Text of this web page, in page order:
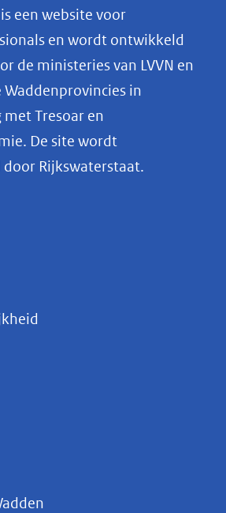
een website voor
en wordt ontwikkeld
de ministeries van LVVN en
Waddenprovincies in
Tresoar en
De site wordt
Rijkswaterstaat.